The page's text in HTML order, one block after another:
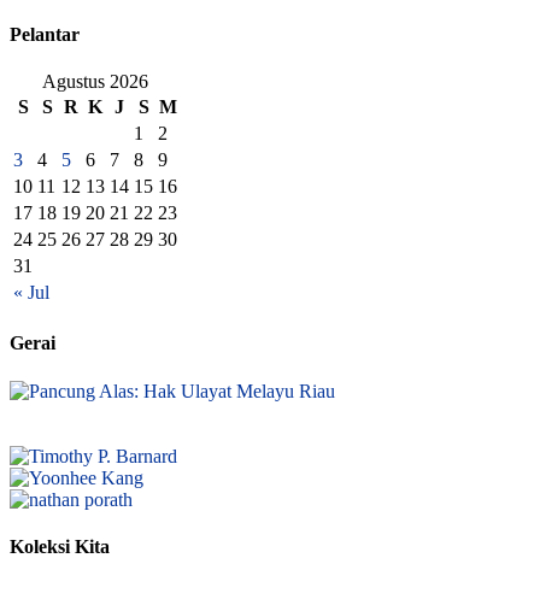
Pelantar
Agustus 2026
S
S R K J S M
« Jul
1
2
3
4 5 6 7 8
9
10 11 12 13 14 15 16
17 18 19 20 21 22 23
24 25 26 27 28 29 30
31
Gerai
Koleksi Kita